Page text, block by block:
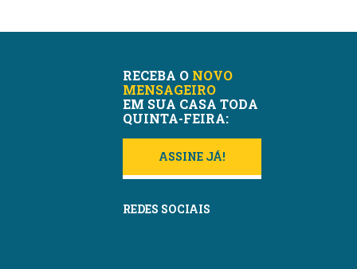
RECEBA O NOVO
MENSAGEIRO
EM SUA CASA TODA
QUINTA-FEIRA:
ASSINE JÁ!
REDES SOCIAIS